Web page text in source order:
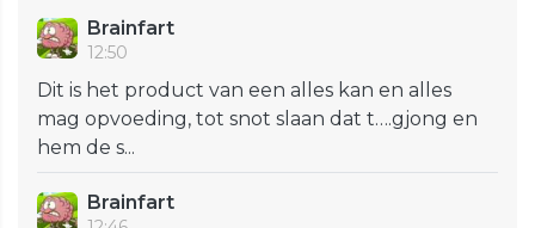
Brainfart
12:50
Dit is het product van een alles kan en alles
mag opvoeding, tot snot slaan dat t….gjong en
hem de s...
Brainfart